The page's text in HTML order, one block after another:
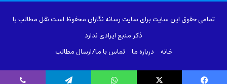
تمامی حقوق این سایت برای سایت رسانه نگاران محفوظ است نقل مطالب با
ذکر منبع ایرادی ندارد
خانه
درباره‌ ما تماس با ما/ارسال مطالب